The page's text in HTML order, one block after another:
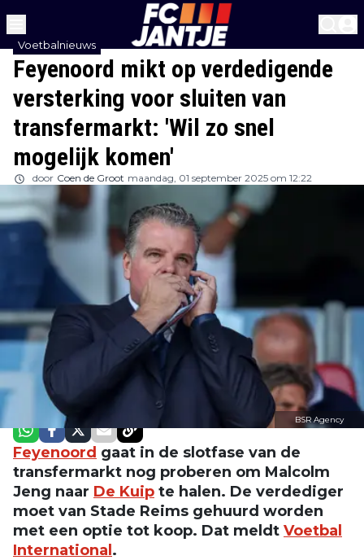
Feyenoord mikt op verdedigende
versterking voor sluiten van
transfermarkt: 'Wil zo snel
mogelijk komen'
Voetbalnieuws
door Coen de Groot maandag, 01 september 2025 om 12:22
BSR Agency
Feyenoord gaat in de slotfase van de
transfermarkt nog proberen om Malcolm
Jeng naar De Kuip te halen. De verdediger
moet van Stade Reims gehuurd worden
met een optie tot koop. Dat meldt Voetbal
International.